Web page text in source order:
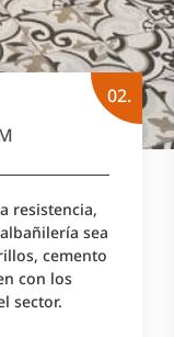
02.
resistencia,
sea
cemento
con los
sector.